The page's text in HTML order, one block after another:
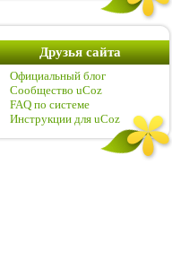
Друзья сайта
Официальный блог
Сообщество uCoz
FAQ по системе
Инструкции для uCoz